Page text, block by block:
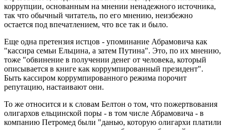
коррупции, основанным на мнении ненадежного источника,
так что обычный читатель, по его мнению, неизбежно
остается под впечатлением, что все так и было.
Еще одна претензия истцов - упоминание Абрамовича как
"кассира семьи Ельцина, а затем Путина". Это, по их мнению,
тоже "обвинение в получении денег от человека, который
описывается в книге как коррумпированный президент".
Быть кассиром коррумпированного режима порочит
репутацию, настаивают они.
То же относится и к словам Белтон о том, что пожертвования
олигархов ельцинской поры - в том числе Абрамовича - в
компанию Петромед были "данью, которую олигархи платили